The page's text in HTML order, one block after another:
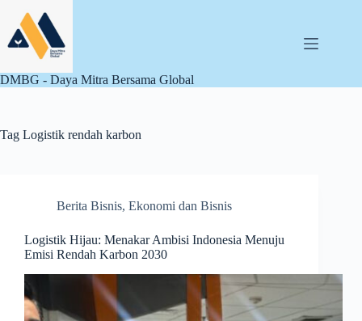
content
DMBG - Daya Mitra Bersama Global
Tag Logistik rendah karbon
Berita Bisnis, Ekonomi dan Bisnis
Logistik Hijau: Menakar Ambisi Indonesia Menuju
Emisi Rendah Karbon 2030